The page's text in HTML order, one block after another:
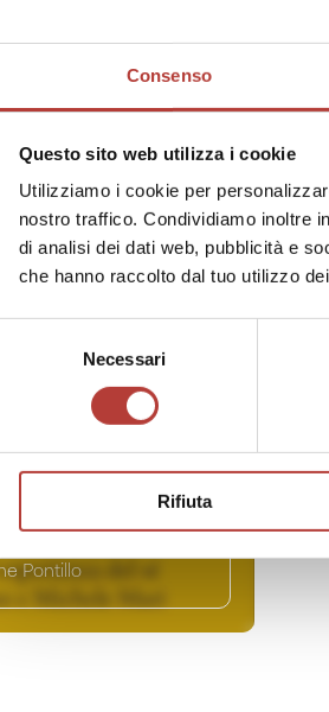
Consenso
Questo sito web utilizza i cookie
Utilizziamo i cookie per
nostro traffico. Condividiamo inoltre
di analisi dei dati web, pubblicità e
che hanno raccolto dal tuo utilizzo
Necessari
Rifiuta
25
Il
esperienza
Ernaux e
Pontillo